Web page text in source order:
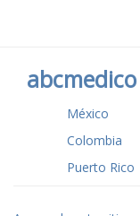
abcmedico
México
Colombia
Puerto Rico